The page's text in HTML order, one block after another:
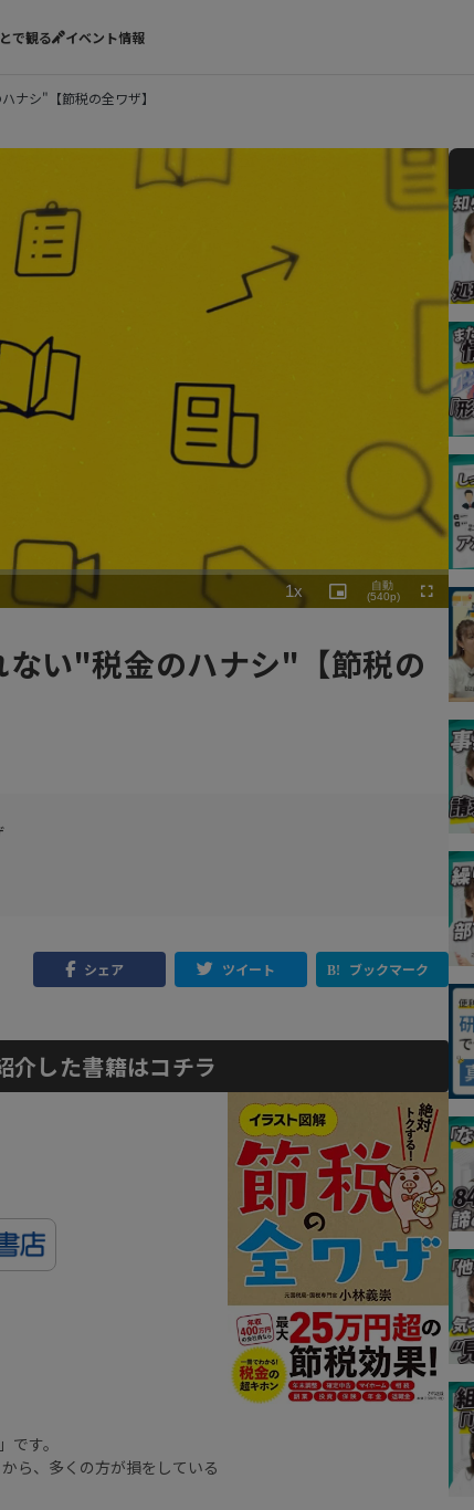
で観る イベント情報
ナシ"【節税の全ワザ】
1x
Rate
Picture-
in-
自動
(540p)
Fullscreen
い"税金のハナシ"【節税の
シェア ツイート ブックマーク
介した書籍はコチラ
」です。
ら、多くの方が損をしている